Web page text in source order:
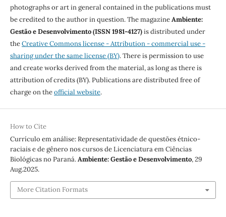
photographs or art in general contained in the publications must
be credited to the author in question. The magazineAmbiente:
Gestão e Desenvolvimento (ISSN 1981-4127)is distributed under
theCreative Commons license - Attribution - commercial use -
sharing under the same license (BY). There is permission to use
and create works derived from the material, as long as there is
attribution of credits (BY). Publications are distributed free of
charge on theofficial website.
How to Cite
Currículo em análise: Representatividade de questões étnico-
raciais e de gênero nos cursos de Licenciatura em Ciências
Biológicas no Paraná.Ambiente: Gestão e Desenvolvimento, 29
Aug.2025.
More Citation Formats